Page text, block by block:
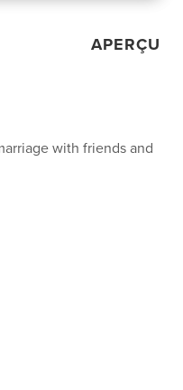
APERÇU
with friends and